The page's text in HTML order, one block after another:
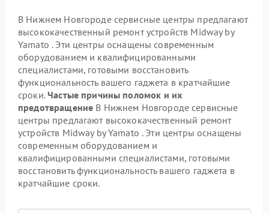
В Нижнем Новгороде сервисные центры предлагают
высококачественный ремонт устройств Midway by
Yamato . Эти центры оснащены современным
оборудованием и квалифицированными
специалистами, готовыми восстановить
функциональность вашего гаджета в кратчайшие
сроки.Частые причины поломок и их
предотвращение В Нижнем Новгороде сервисные
центры предлагают высококачественный ремонт
устройств Midway by Yamato . Эти центры оснащены
современным оборудованием и
квалифицированными специалистами, готовыми
восстановить функциональность вашего гаджета в
кратчайшие сроки.